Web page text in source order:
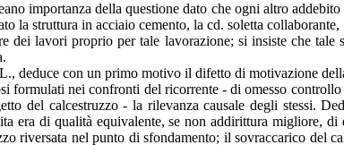
importanza della questione dato che ogni altro
la struttura in acciaio cemento, la cd. soletta
dei lavori proprio per tale lavorazione; si insiste che
deduce con un primo motivo il difetto di motivazione
formulati nei confronti del ricorrente - di omesso
del calcestruzzo - la rilevanza causale degli stessi.
era di qualità equivalente, se non addirittura migliore,
riversata nel punto di sfondamento; il sovraccarico del